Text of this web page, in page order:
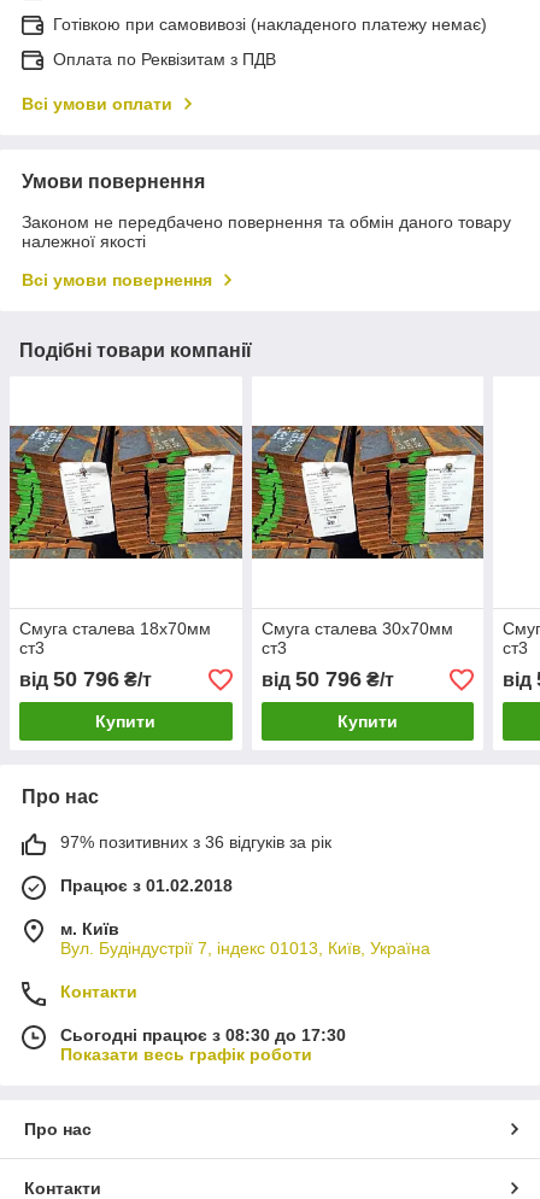
Готівкою при самовивозі (накладеного платежу немає)
Оплата по Реквізитам з ПДВ
Всі умови оплати
Умови повернення
Законом не передбачено повернення та обмін даного товару
належної якості
Всі умови повернення
Подібні товари компанії
Смуга сталева 18х70мм
ст3
від 50 796 ₴/т
Купити
Смуга сталева 30х70мм
ст3
від 50 796₴/т
Купити
ст3
від
Про нас
97% позитивних з 36 відгуків за рік
Працює з 01.02.2018
м. Київ
Вул. Будіндустрії 7, індекс 01013, Київ, Україна
Контакти
Сьогодні працює з 08:30 до 17:30
Показати весь графік роботи
Про нас
Контакти